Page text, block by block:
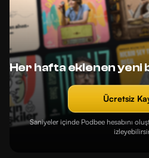
Her hafta eklenen yeni
Ücretsiz
Saniyeler içinde Podbee hesabını